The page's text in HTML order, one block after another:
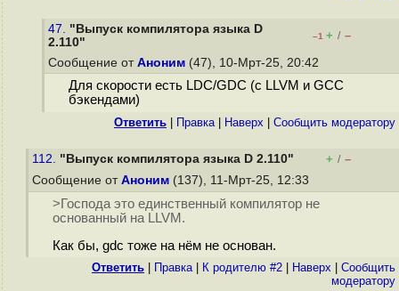
47. "Выпуск компилятора языка D
2.110"
–1 + / –
Сообщение от Аноним (47), 10-Мрт-25, 20:42
Для скорости есть LDC/GDC (с LLVM и GCC
бэкендами)
Ответить Правка| Наверх Cообщить модератору
112. "Выпуск компилятора языка D 2.110" + / –
Сообщение от Аноним (137), 11-Мрт-25, 12:33
>Господа это единственный компилятор не
основанный на LLVM.
Как бы, gdc тоже на нём не основан.
Ответить Правка| К родителю #2 Наверх
Cообщить
модератору